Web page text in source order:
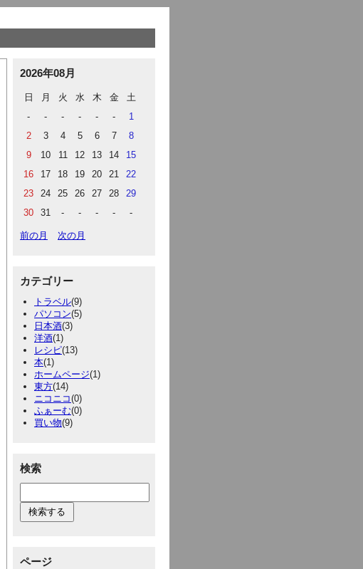
2026年08月
日 月 火 水 木 金
土
-
- - - - -
1
2
3 4 5 6 7
8
9
10 11 12 13 14
15
16
17 18 19 20 21
22
23
24 25 26 27 28
29
30
31 - - - - -
前の月 次の月
カテゴリー
トラベル(9)
パソコン(5)
日本酒(3)
洋酒(1)
レシピ(13)
本(1)
ホームページ(1)
東方(14)
ニコニコ(0)
ふぁーむ(0)
買い物(9)
検索
ページ